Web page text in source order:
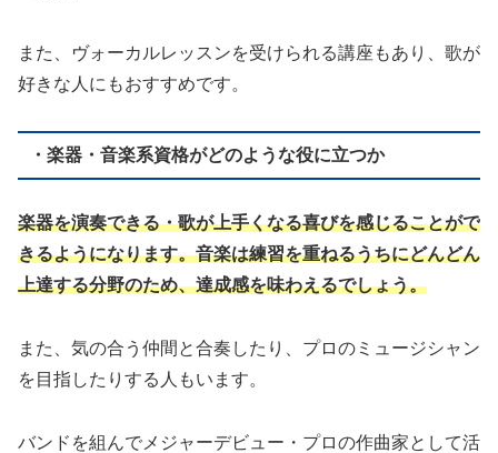
また、ヴォーカルレッスンを受けられる講座もあり、歌が
好きな人にもおすすめです。
・楽器・音楽系資格がどのような役に立つか
楽器を演奏できる・歌が上手くなる喜びを感じることがで
きるようになります。音楽は練習を重ねるうちにどんどん
上達する分野のため、達成感を味わえるでしょう。
また、気の合う仲間と合奏したり、プロのミュージシャン
を目指したりする人もいます。
バンドを組んでメジャーデビュー・プロの作曲家として活